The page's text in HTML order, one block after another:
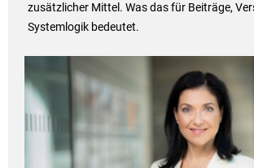
zusätzlicher Mittel. Was das für Beiträge,
Systemlogik bedeutet.